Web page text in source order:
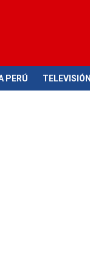
PERÚ TELEVISIÓN